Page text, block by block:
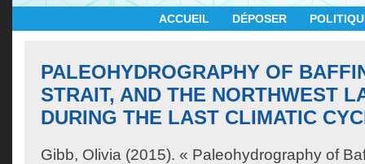
ACCUEIL DÉPOSER
PALEOHYDROGRAPHY OF
STRAIT, AND THE NORTHWEST
DURING THE LAST CLIMATIC
Gibb, Olivia (2015). « Paleohydrography of